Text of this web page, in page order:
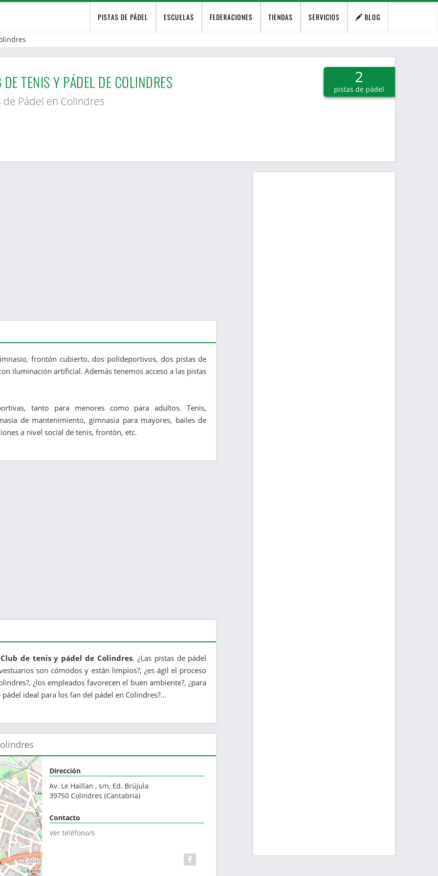
PISTAS DE PÁDEL ESCUELAS FEDERACIONES TIENDAS SERVICIOS BLOG
TENIS Y PÁDEL DE COLINDRES
de Pádel en Colindres
2
pistas de pádel
frontón cubierto, dos polideportivos, dos pistas de
iluminación artificial. Además tenemos acceso a las pistas
tanto para menores como para adultos. Tenis,
de mantenimiento, gimnasia para mayores, bailes de
a nivel social de tenis, frontón, etc.
de tenis y pádel de Colindres. ¿Las pistas de pádel
son cómodos y están limpios?, ¿es ágil el proceso
¿los empleados favorecen el buen ambiente?, ¿para
ideal para los fan del pádel en Colindres?...
Dirección
Av. Le Haillan , s/n, Ed. Brújula
39750 Colindres (Cantabria)
Contacto
Ver teléfono/s